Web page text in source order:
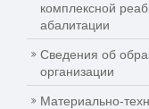
комплексной
абалитации
Сведения об
организации
Материально-